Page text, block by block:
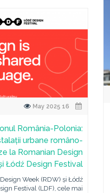
România-Polonia:
urbane româno-
la Romanian Design
Łódź Design Festival
Week (RDW) și Łódź
Festival (LDF), cele mai